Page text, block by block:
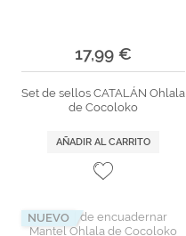
17,99 €
Set de sellos CATALÁN Ohlala
de Cocoloko
AÑADIR AL CARRITO
NUEVO